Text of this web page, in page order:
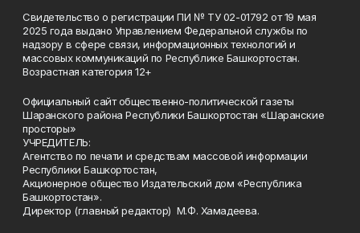
Свидетельство о регистрации ПИ № ТУ 02-01792 от 19 мая
2025 года выдано Управлением Федеральной службы по
надзору в сфере связи, информационных технологий и
массовых коммуникаций по Республике Башкортостан.
Возрастная категория 12+
Официальный сайт общественно-политической газеты
Шаранского района Республики Башкортостан «Шаранские
просторы»
УЧРЕДИТЕЛЬ:
Агентство по печати и средствам массовой информации
Республики Башкортостан,
Акционерное общество Издательский дом «Республика
Башкортостан».
Директор (главный редактор) М.Ф. Хамадеева.